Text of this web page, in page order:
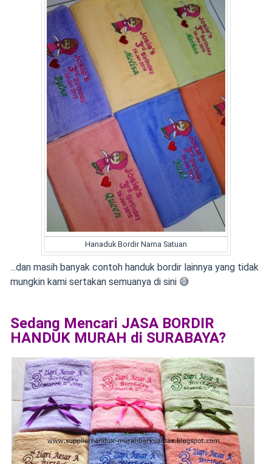
Hanaduk Bordir Nama Satuan
...dan masih banyak contoh handuk bordir lainnya yang tidak
mungkin kami sertakan semuanya di sini 😅
Sedang Mencari JASA BORDIR
HANDUK MURAH di SURABAYA?